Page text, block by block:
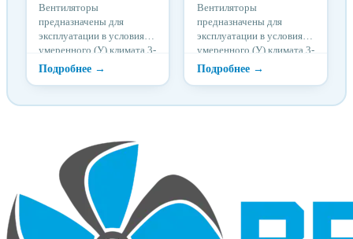
Вентиляторы
предназначены для
эксплуатации в условиях
умеренного (У) климата 3-
й категории размещения
по ГОСТ 15150 при
кислотных, щелочных и
температуре
окружающей среды от
-25ºС до +50 ºС.
Вентиляторы
предназначены для
эксплуатации в условиях
умеренного (У) климата 3-
й категории размещения
по ГОСТ 15150 при
кислотных, щелочных и